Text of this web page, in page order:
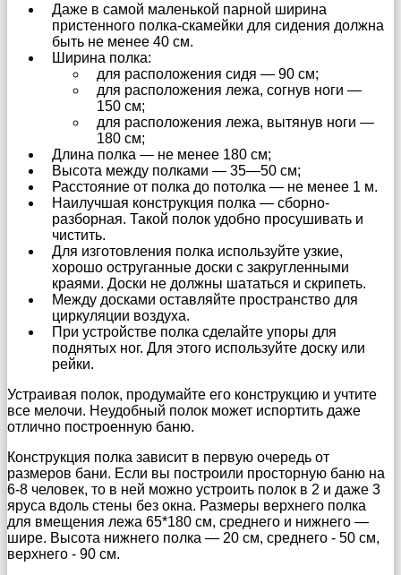
Даже в самой маленькой парной ширина
пристенного полка-скамейки для сидения должна
быть не менее 40 см.
Ширина полка:
для расположения сидя — 90 см;
для расположения лежа, согнув ноги —
150 см;
для расположения лежа, вытянув ноги —
180 см;
Длина полка — не менее 180 см;
Высота между полками — 35—50 см;
Расстояние от полка до потолка — не менее 1 м.
Наилучшая конструкция полка — сборно-
разборная. Такой полок удобно просушивать и
чистить.
Для изготовления полка используйте узкие,
хорошо оструганные доски с закругленными
краями. Доски не должны шататься и скрипеть.
Между досками оставляйте пространство для
циркуляции воздуха.
При устройстве полка сделайте упоры для
поднятых ног. Для этого используйте доску или
рейки.
Устраивая полок, продумайте его конструкцию и учтите
все мелочи. Неудобный полок может испортить даже
отлично построенную баню.
Конструкция полка зависит в первую очередь от
размеров бани. Если вы построили просторную баню на
6-8 человек, то в ней можно устроить полок в 2 и даже 3
яруса вдоль стены без окна. Размеры верхнего полка
для вмещения лежа 65*180 см, среднего и нижнего —
шире. Высота нижнего полка — 20 см, среднего - 50 см,
верхнего - 90 см.